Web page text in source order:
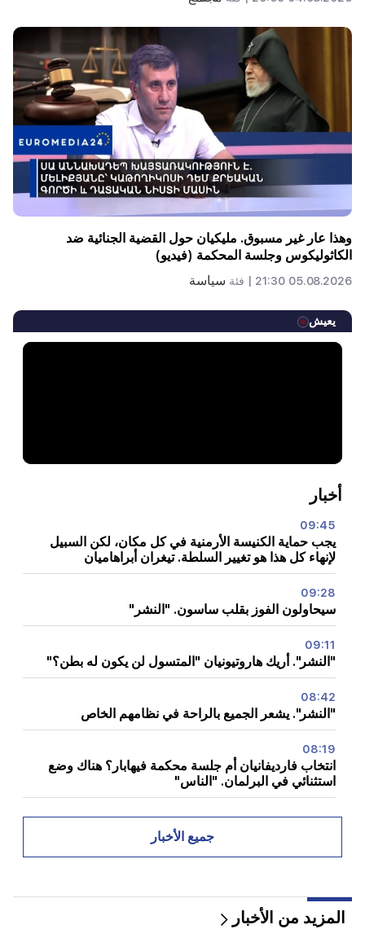
وهذا عار غير مسبوق. مليكيان حول القضية الجنائية ضد
الكاثوليكوس وجلسة المحكمة (فيديو)
05.08.2026 21:30 | فئة سياسة
يعيش
أخبار
09:45
يجب حماية الكنيسة الأرمنية في كل مكان، لكن السبيل
لإنهاء كل هذا هو تغيير السلطة. تيغران أبراهاميان
09:28
سيحاولون الفوز بقلب ساسون. "النشر"
09:11
"النشر". أريك هاروتيونيان "المتسول لن يكون له بطن؟"
08:42
"النشر". يشعر الجميع بالراحة في نظامهم الخاص
08:19
انتخاب فارديفانيان أم جلسة محكمة فيهابار؟ هناك وضع
استثنائي في البرلمان. "الناس"
08:00
كيف تم إعادة توزيع المكاتب في الجمعية الوطنية. "الناس"
في حفل زفاف ابنتها (فيديو)
جميع الأخبار
المزيد من الأخبار